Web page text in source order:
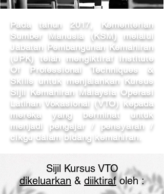
Pada tahun 2017, Kementerian
Sumber Manusia (KSM) melalui
Jabatan Pembangunan Kemahiran
(JPK) telah mengiktiraf Institute
Of Professional Techniques &
Skills untuk menjalankan Kursus
Sijil Kemahiran Malaysia Operasi
Latihan Vokasional (VTO) kepada
mereka yang berminat untuk
menjadi pengajar / pensyarah /
cikgu dalam bidang kemahiran.
Sijil Kursus VTO
dikeluarkan & diiktirafoleh :